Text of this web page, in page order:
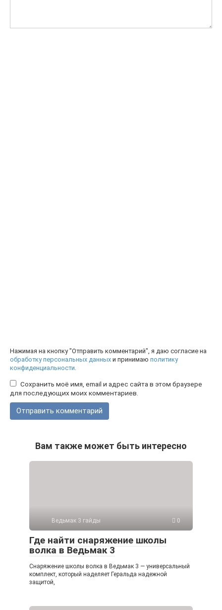
Нажимая на кнопку "Отправить комментарий", я даю согласие на
обработку персональных данных и принимаю политику
конфиденциальности
Сохранить моё имя, email и адрес сайта в этом браузере
для последующих моих комментариев.
Вам также может быть интересно
Ведьмак 3 гайды 0
Где найти снаряжение школы
волка в Ведьмак 3
Снаряжение школы волка в Ведьмак 3 — универсальный
комплект, который наделяет Геральда надежной
защитой,